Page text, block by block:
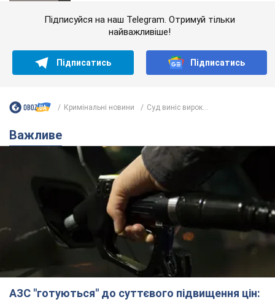
Підписуйся на наш Telegram. Отримуй тільки
найважливіше!
Підписатись Підписатись
Кримінальні новини Суд виніс вирок...
Важливе
АЗС "готуються" до суттєвого підвищення цін: